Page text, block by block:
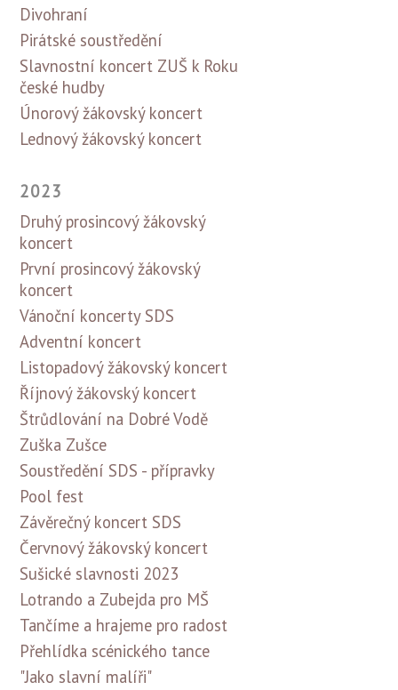
Divohraní
Pirátské soustředění
Slavnostní koncert ZUŠ k Roku
české hudby
Únorový žákovský koncert
Lednový žákovský koncert
2023
Druhý prosincový žákovský
koncert
První prosincový žákovský
koncert
Vánoční koncerty SDS
Adventní koncert
Listopadový žákovský koncert
Říjnový žákovský koncert
Štrůdlování na Dobré Vodě
Zuška Zušce
Soustředění SDS - přípravky
Pool fest
Závěrečný koncert SDS
Červnový žákovský koncert
Sušické slavnosti 2023
Lotrando a Zubejda pro MŠ
Tančíme a hrajeme pro radost
Přehlídka scénického tance
"Jako slavní malíři"